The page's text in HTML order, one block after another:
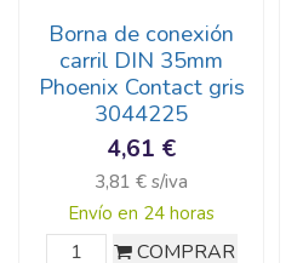
Borna de conexión
carril DIN 35mm
Phoenix Contact gris
3044225
4,61 €
3,81 € s/iva
Envío en 24 horas
COMPRAR